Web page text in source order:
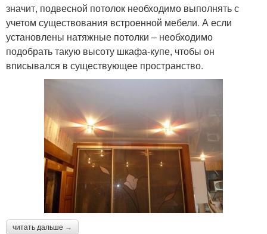
значит, подвесной потолок необходимо выполнять с
учетом существования встроенной мебели. А если
установлены натяжные потолки – необходимо
подобрать такую высоту шкафа-купе, чтобы он
вписывался в существующее пространство.
читать дальше →